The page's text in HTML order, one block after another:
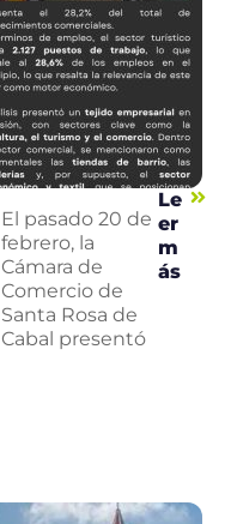
El pasado 20 de
febrero, la
Cámara de
Comercio de
Santa Rosa de
Cabal presentó
Le
er
m
ás